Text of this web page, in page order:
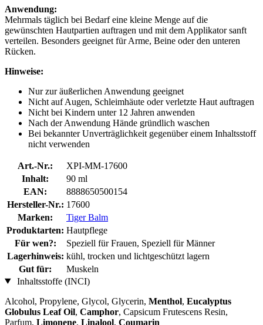
Anwendung:
Mehrmals täglich bei Bedarf eine kleine Menge auf die
gewünschten Hautpartien auftragen und mit dem Applikator sanft
verteilen. Besonders geeignet für Arme, Beine oder den unteren
Rücken.
Hinweise:
Nur zur äußerlichen Anwendung geeignet
Nicht auf Augen, Schleimhäute oder verletzte Haut auftragen
Nicht bei Kindern unter 12 Jahren anwenden
Nach der Anwendung Hände gründlich waschen
Bei bekannter Unverträglichkeit gegenüber einem Inhaltsstoff
nicht verwenden
Art.-Nr.:
XPI-MM-17600
Inhalt:
90 ml
EAN:
8888650500154
Hersteller-Nr.: 17600
Marken:
Tiger Balm
Produktarten: Hautpflege
Für wen?:
Speziell für Frauen, Speziell für Männer
Lagerhinweis: kühl, trocken und lichtgeschützt lagern
Gut für:
Muskeln
Inhaltsstoffe (INCI)
Alcohol, Propylene, Glycol, Glycerin, Menthol, Eucalyptus
Globulus Leaf Oil, Camphor, Capsicum Frutescens Resin,
Parfum, Limonene, Linalool, Coumarin